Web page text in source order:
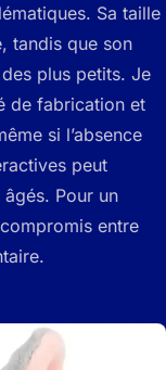
Sa taille
tandis que son
plus petits. Je
de fabrication et
si l’absence
peut
Pour un
entre